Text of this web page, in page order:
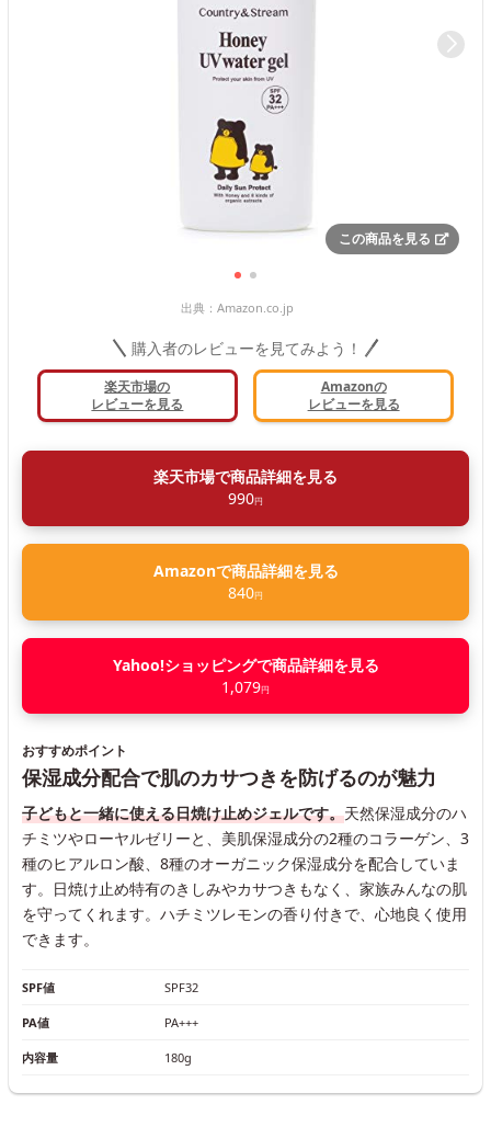
この商品を見る
出典： Amazon.co.jp
購入者のレビューを見てみよう！
楽天市場の
レビューを見る
Amazonの
レビューを見る
楽天市場で商品詳細を見る
990円
Amazonで商品詳細を見る
840円
Yahoo!ショッピングで商品詳細を見る
1,079円
おすすめポイント
保湿成分配合で肌のカサつきを防げるのが魅力
子どもと一緒に使える日焼け止めジェルです。天然保湿成分のハ
チミツやローヤルゼリーと、美肌保湿成分の2種のコラーゲン、3
種のヒアルロン酸、8種のオーガニック保湿成分を配合していま
す。日焼け止め特有のきしみやカサつきもなく、家族みんなの肌
を守ってくれます。ハチミツレモンの香り付きで、心地良く使用
できます。
SPF値 SPF32
PA値 PA+++
内容量 180g